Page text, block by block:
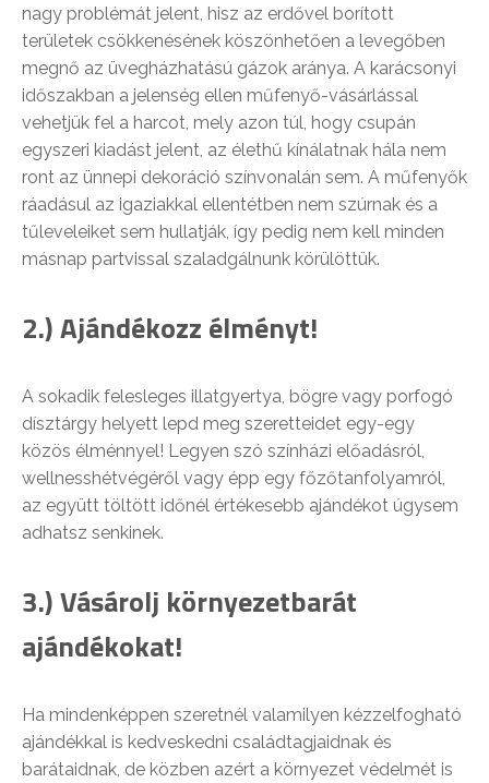
nagy problémát jelent, hisz az erdővel borított
területek csökkenésének köszönhetően a levegőben
megnő az üvegházhatású gázok aránya. A karácsonyi
időszakban a jelenség ellen műfenyő-vásárlással
vehetjük fel a harcot, mely azon túl, hogy csupán
egyszeri kiadást jelent, az élethű kínálatnak hála nem
ront az ünnepi dekoráció színvonalán sem. A műfenyők
ráadásul az igaziakkal ellentétben nem szúrnak és a
tűleveleiket sem hullatják, így pedig nem kell minden
másnap partvissal szaladgálnunk körülöttük.
2.) Ajándékozz élményt!
A sokadik felesleges illatgyertya, bögre vagy porfogó
dísztárgy helyett lepd meg szeretteidet egy-egy
közös élménnyel! Legyen szó színházi előadásról,
wellnesshétvégéről vagy épp egy főzőtanfolyamról,
az együtt töltött időnél értékesebb ajándékot úgysem
adhatsz senkinek.
3.) Vásárolj környezetbarát
ajándékokat!
Ha mindenképpen szeretnél valamilyen kézzelfogható
ajándékkal is kedveskedni családtagjaidnak és
barátaidnak, de közben azért a környezet védelmét is